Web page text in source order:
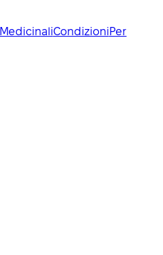
MedicinaliCondizioniPer